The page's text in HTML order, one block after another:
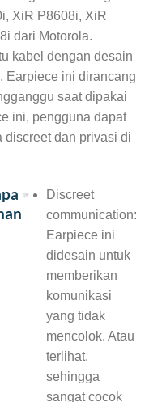
XiR P8608i, XiR
dari Motorola.
kabel dengan desain
Earpiece ini dirancang
saat dipakai
ini, pengguna dapat
discreet dan privasi di
Discreet
communication:
Earpiece ini
didesain untuk
memberikan
komunikasi
yang tidak
mencolok. Atau
terlihat,
sehingga
sangat cocok